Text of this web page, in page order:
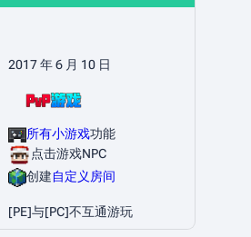
2017 年 6 月 10 日
所有小游戏功能
点击游戏NPC
创建自定义房间
[PE]与[PC]不互通游玩